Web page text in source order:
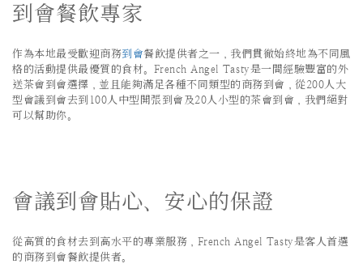
到會餐飲專家
作為本地最受歡迎商務到會餐飲提供者之一，我們貫徹始終地為不同風
格的活動提供最優質的食材。French Angel Tasty是一間經驗豐富的外
送茶會到會選擇，並且能夠滿足各種不同類型的商務到會，從200人大
型會議到會去到100人中型開張到會及20人小型的茶會到會，我們絕對
可以幫助你。
會議到會貼心、安心的保證
從高質的食材去到高水平的專業服務，French Angel Tasty是客人首選
的商務到會餐飲提供者。